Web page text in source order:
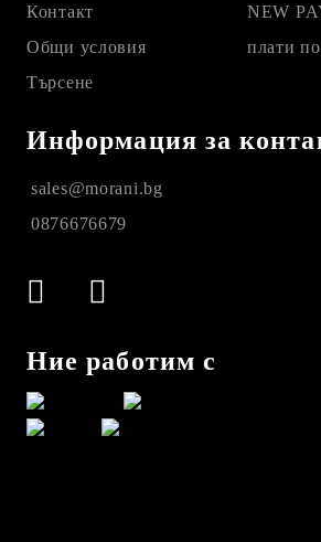
Контакт
Общи условия
Търсене
NEW
плати
Информация за
sales@morani.bg
0876676679
Ние работим с